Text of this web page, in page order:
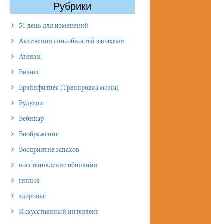
Рубрики
51 день для изменений
Активация способностей запахами
Атеизм
Бизнес
Брэйнфитнес (Тренировка мозга)
Будущее
Вебинар
Воображение
Восприятие запахов
восстановление обоняния
гипноз
здоровье
Искусственный интеллект